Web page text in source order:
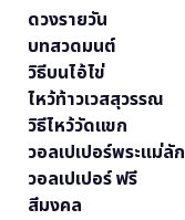
ดวงรายวัน
บทสวดมนต์
วิธีบนไอ้ไข่
ไหว้ท้าวเวสสุวรรณ
วิธีไหว้วัดแขก
วอลเปเปอร์พระแม่ลั
วอลเปเปอร์ ฟรี
สีมงคล